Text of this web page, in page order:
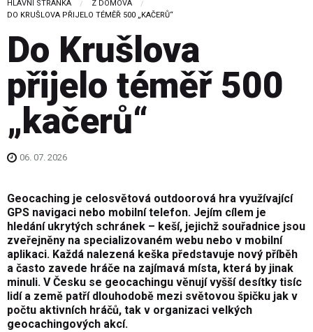
HLAVNÍ STRÁNKA
Z DOMOVA
CURRENT:
DO KRUŠLOVA PŘIJELO TÉMĚŘ 500 „KAČERŮ“
Do Krušlova
přijelo téměř 500
„kačerů“
06. 07. 2026
Geocaching je celosvětová outdoorová hra využívající
GPS navigaci nebo mobilní telefon. Jejím cílem je
hledání ukrytých schránek – keší, jejichž souřadnice jsou
zveřejněny na specializovaném webu nebo v mobilní
aplikaci. Každá nalezená keška představuje nový příběh
a často zavede hráče na zajímavá místa, která by jinak
minuli. V Česku se geocachingu věnují vyšší desítky tisíc
lidí a země patří dlouhodobě mezi světovou špičku jak v
počtu aktivních hráčů, tak v organizaci velkých
geocachingových akcí.